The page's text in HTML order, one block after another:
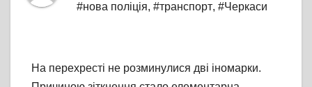
#нова поліція, #транспорт, #Черкаси
На перехресті не розминулися дві іномарки.